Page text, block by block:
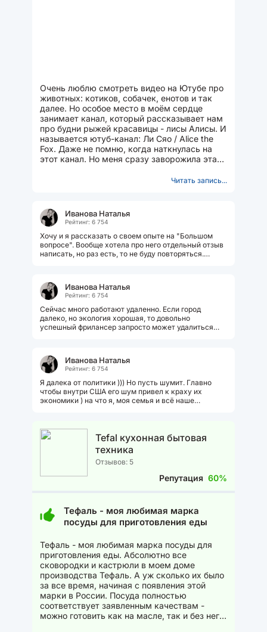
Очень люблю смотреть видео на Ютубе про
животных: котиков, собачек, енотов и так
далее. Но особое место в моём сердце
занимает канал, который рассказывает нам
про будни рыжей красавицы - лисы Алисы. И
называется ютуб-канал: Ли Сяо / Alice the
Fox. Даже не помню, когда наткнулась на
этот канал. Но меня сразу заворожила эта
Читать запись...
Иванова Наталья
Рейтинг: 6 754
Хочу и я рассказать о своем опыте на "Большом
вопросе". Вообще хотела про него отдельный отзыв
написать, но раз есть, то не буду повторяться.
Иванова Наталья
Рейтинг: 6 754
Сейчас много работают удаленно. Если город
далеко, но экология хорошая, то довольно
успешный фрилансер запросто может удалиться
Иванова Наталья
Рейтинг: 6 754
Я далека от политики ))) Но пусть шумит. Главно
чтобы внутри США его шум привел к краху их
экономики ) на что я, моя семья и всё наше
Tefal кухонная бытовая
техника
Отзывов: 5
Репутация 60%
Тефаль - моя любимая марка
посуды для приготовления еды
Тефаль - моя любимая марка посуды для
приготовления еды. Абсолютно все
сковородки и кастрюли в моем доме
производства Тефаль. А уж сколько их было
за все время, начиная с появления этой
марки в России. Посуда полностью
соответствует заявленным качествам -
можно готовить как на масле, так и без него